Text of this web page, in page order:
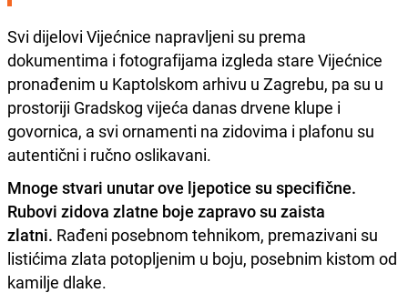
Svi dijelovi Vijećnice napravljeni su prema
dokumentima i fotografijama izgleda stare Vijećnice
pronađenim u Kaptolskom arhivu u Zagrebu, pa su u
prostoriji Gradskog vijeća danas drvene klupe i
govornica, a svi ornamenti na zidovima i plafonu su
autentični i ručno oslikavani.
Mnoge stvari unutar ove ljepotice su specifične.
Rubovi zidova zlatne boje zapravo su zaista
zlatni. Rađeni posebnom tehnikom, premazivani su
listićima zlata potopljenim u boju, posebnim kistom od
kamilje dlake.